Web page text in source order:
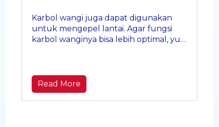
Karbol wangi juga dapat digunakan
untuk mengepel lantai. Agar fungsi
karbol wanginya bisa lebih optimal, yuk
Read More